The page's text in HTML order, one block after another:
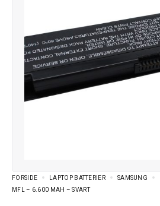
FORSIDE LAPTOP BATTERIER SAMSUNG
MFL – 6.600 MAH – SVART